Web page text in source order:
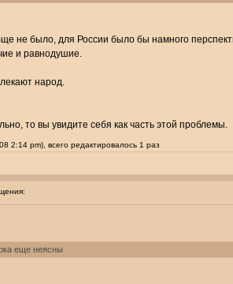
не было, для России было бы намного
и равнодушие.
народ.
то вы увидите себя как часть этой проблемы.
2:14 pm), всего редактировалось 1 раз
еще неясны